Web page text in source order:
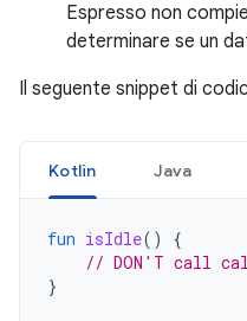
Espresso non
determinare se un
Il seguente snippet di
Kotlin Java
fun isIdle()
{
// DON'T call
}